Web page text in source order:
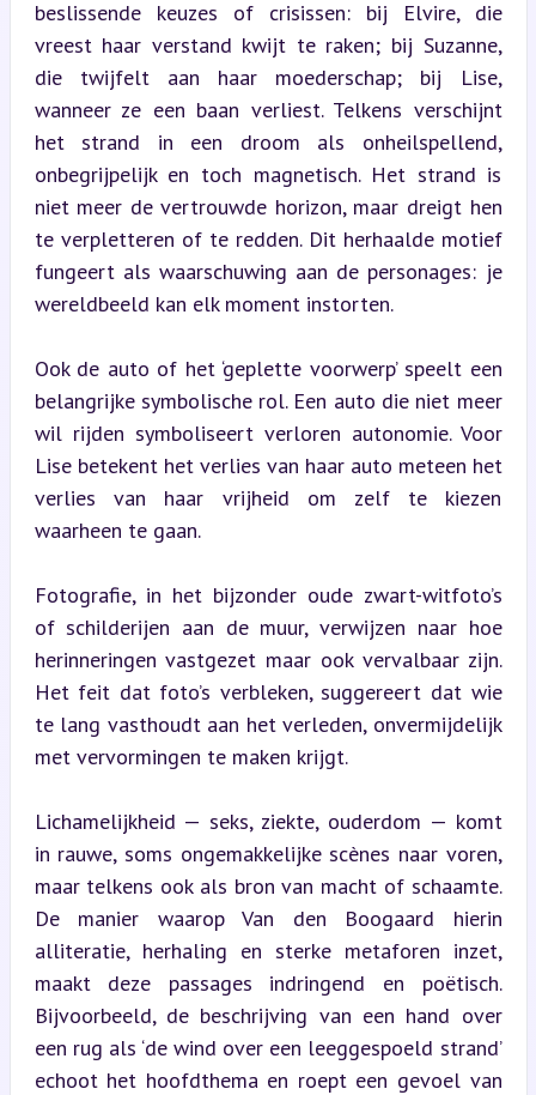
beslissende keuzes of crisissen: bij Elvire, die
vreest haar verstand kwijt te raken; bij Suzanne,
die twijfelt aan haar moederschap; bij Lise,
wanneer ze een baan verliest. Telkens verschijnt
het strand in een droom als onheilspellend,
onbegrijpelijk en toch magnetisch. Het strand is
niet meer de vertrouwde horizon, maar dreigt hen
te verpletteren of te redden. Dit herhaalde motief
fungeert als waarschuwing aan de personages: je
wereldbeeld kan elk moment instorten.
Ook de auto of het ‘geplette voorwerp’ speelt een
belangrijke symbolische rol. Een auto die niet meer
wil rijden symboliseert verloren autonomie. Voor
Lise betekent het verlies van haar auto meteen het
verlies van haar vrijheid om zelf te kiezen
waarheen te gaan.
Fotografie, in het bijzonder oude zwart-witfoto’s
of schilderijen aan de muur, verwijzen naar hoe
herinneringen vastgezet maar ook vervalbaar zijn.
Het feit dat foto’s verbleken, suggereert dat wie
te lang vasthoudt aan het verleden, onvermijdelijk
met vervormingen te maken krijgt.
Lichamelijkheid — seks, ziekte, ouderdom — komt
in rauwe, soms ongemakkelijke scènes naar voren,
maar telkens ook als bron van macht of schaamte.
De manier waarop Van den Boogaard hierin
alliteratie, herhaling en sterke metaforen inzet,
maakt deze passages indringend en poëtisch.
Bijvoorbeeld, de beschrijving van een hand over
een rug als ‘de wind over een leeggespoeld strand’
echoot het hoofdthema en roept een gevoel van